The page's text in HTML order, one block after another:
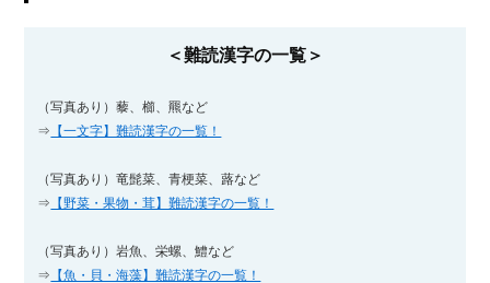
＜難読漢字の一覧＞
（写真あり）藜、櫛、羆など
⇒
【一文字】難読漢字の一覧！
（写真あり）竜髭菜、青梗菜、蕗など
⇒
【野菜・果物・茸】難読漢字の一覧！
（写真あり）岩魚、栄螺、鱧など
⇒
【魚・貝・海藻】難読漢字の一覧！